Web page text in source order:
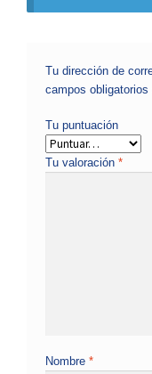
Tu dirección de
campos
Tu puntuación
Tu valoración*
Nombre*